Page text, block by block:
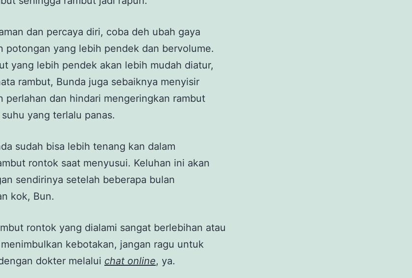
dan percaya diri, coba deh ubah gaya
potongan yang lebih pendek dan bervolume.
yang lebih pendek akan lebih mudah diatur,
rambut, Bunda juga sebaiknya menyisir
perlahan dan hindari mengeringkan rambut
yang terlalu panas.
sudah bisa lebih tenang kan dalam
rontok saat menyusui. Keluhan ini akan
sendirinya setelah beberapa bulan
kok, Bun.
rontok yang dialami sangat berlebihan atau
kebotakan, jangan ragu untuk
dokter melalui chat online, ya.